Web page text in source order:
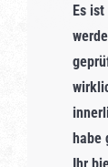
Es
habe
Ihr